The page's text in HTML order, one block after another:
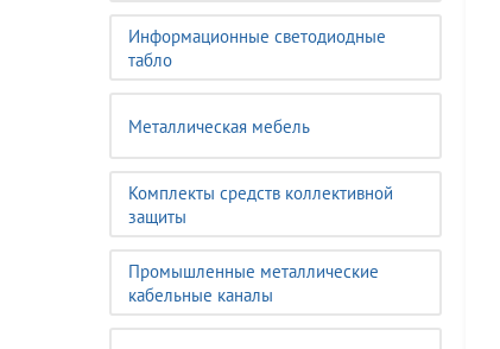
Информационные светодиодные
табло
Металлическая мебель
Комплекты средств коллективной
защиты
Промышленные металлические
кабельные каналы